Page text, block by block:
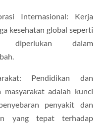
Internasional: Kerja
kesehatan global seperti
dalam
Pendidikan dan
masyarakat adalah kunci
penyakit dan
yang tepat terhadap